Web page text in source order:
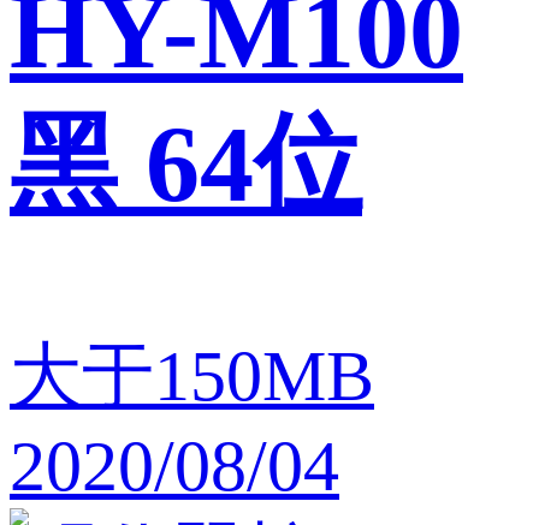
HY-M100
黑 64位
大于150MB
2020/08/04